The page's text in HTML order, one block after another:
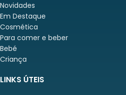
Novidades
Em Destaque
Cosmética
Para comer e beber
Bebé
Criança
LINKS ÚTEIS